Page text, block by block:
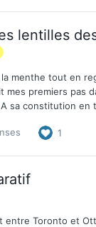
lentilles
menthe tout en
mes premiers pas
sa constitution en
1
Toronto et